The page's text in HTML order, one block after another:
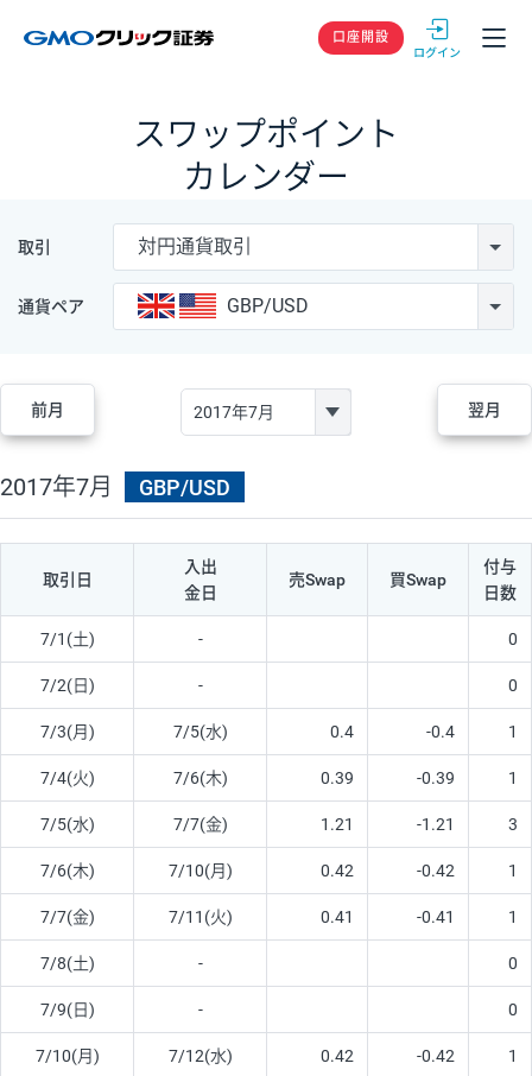
GMOクリック
口座開設
スワップポイント
カレンダー
取引 対円通貨取引
通貨ペア GBP/USD
前月 翌月
2017年7月 GBP/USD
取引日
入出
金日
売Swap 買Swap
付与
日数
7/1(土) - 0
7/2(日) - 0
7/3(月) 7/5(水) 0.4 -0.4 1
7/4(火) 7/6(木) 0.39 -0.39 1
7/5(水) 7/7(金) 1.21 -1.21 3
7/6(木) 7/10(月) 0.42 -0.42 1
7/7(金) 7/11(火) 0.41 -0.41 1
7/8(土) - 0
7/9(日) - 0
7/10(月) 7/12(水) 0.42 -0.42 1